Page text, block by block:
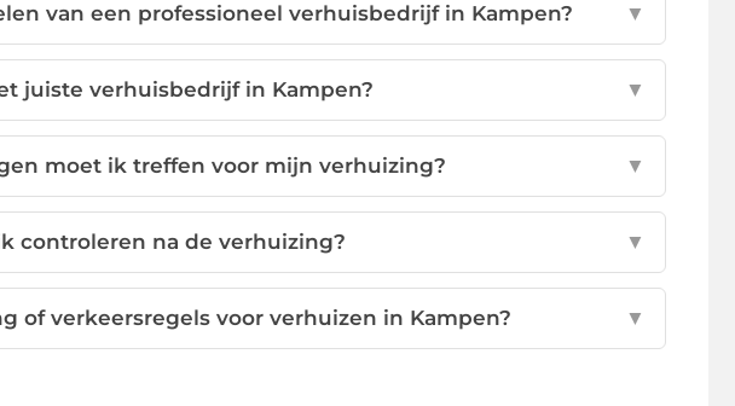
van een professioneel verhuisbedrijf in Kampen? ▼
juiste verhuisbedrijf in Kampen? ▼
moet ik treffen voor mijn verhuizing? ▼
controleren na de verhuizing? ▼
of verkeersregels voor verhuizen in Kampen? ▼